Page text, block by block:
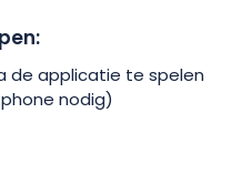
de applicatie te spelen
nodig)